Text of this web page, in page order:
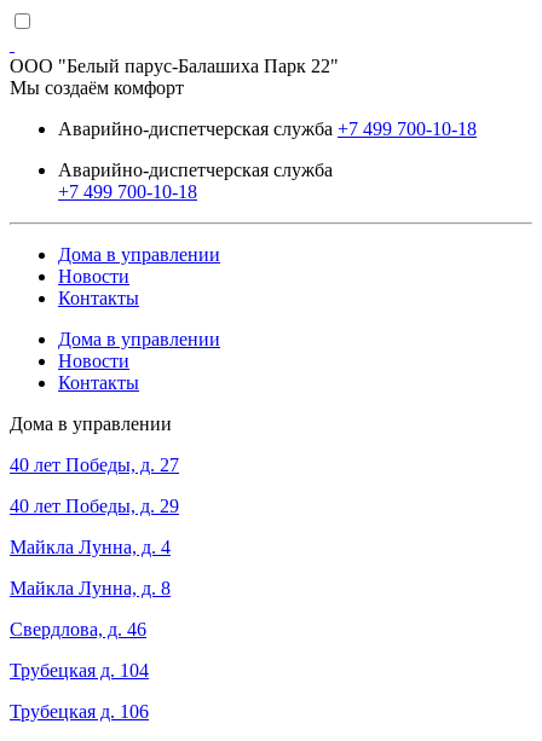
ООО "Белый парус-Балашиха Парк 22"
Мы создаём комфорт
Аварийно-диспетчерская служба +7 499 700-10-18
Аварийно-диспетчерская служба
+7 499 700-10-18
Дома в управлении
Новости
Контакты
Дома в управлении
Новости
Контакты
Дома в управлении
40 лет Победы, д. 27
40 лет Победы, д. 29
Майкла Лунна, д. 4
Майкла Лунна, д. 8
Свердлова, д. 46
Трубецкая д. 104
Трубецкая д. 106